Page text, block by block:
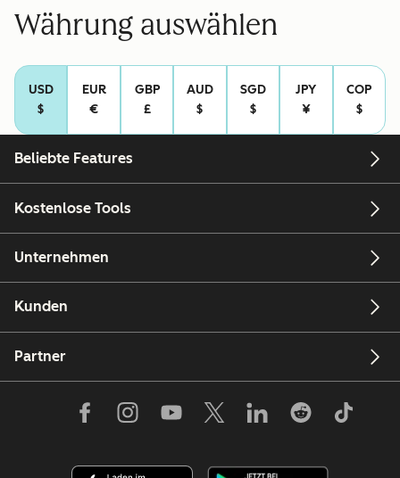
Woche
Angaben
Angaben
Währung auswählen
USD
$
EUR
€
GBP
£
AUD
$
SGD
$
JPY
¥
COP
$
Beliebte Features
Kostenlose Tools
Unternehmen
Kunden
Partner